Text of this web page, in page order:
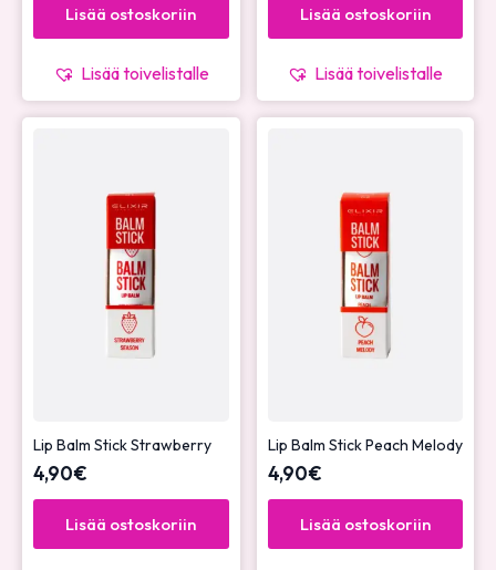
Lisää ostoskoriin
Lisää toivelistalle
Lisää ostoskoriin
Lisää toivelistalle
Lip Balm Stick Strawberry
4,90€
Lisää ostoskoriin
Lip Balm Stick Peach Melody
4,90€
Lisää ostoskoriin